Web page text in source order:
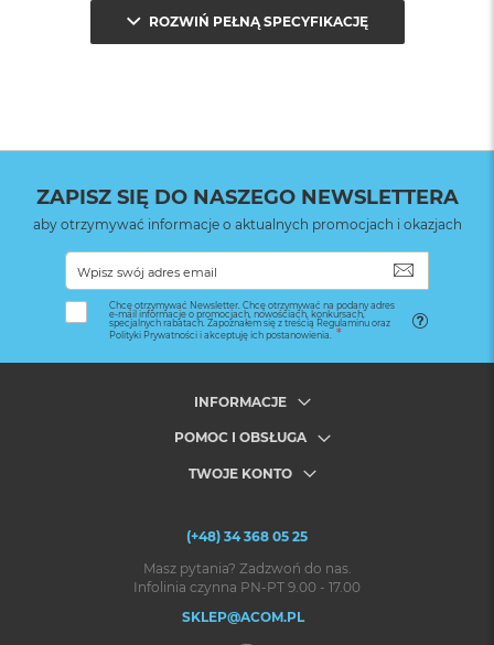
Opakowanie
(pudełko):
Serwisowe
ROZWIŃ PEŁNĄ SPECYFIKACJĘ
ZAPISZ SIĘ DO NASZEGO NEWSLETTERA
aby otrzymywać informacje o aktualnych promocjach i okazjach
Chcę otrzymywać Newsletter. Chcę otrzymywać na podany adres
e-mail informacje o promocjach, nowościach, konkursach,
specjalnych rabatach. Zapoznałem się z treścią Regulaminu oraz
Polityki Prywatności i akceptuję ich postanowienia.
INFORMACJE
POMOC I OBSŁUGA
TWOJE KONTO
(+48) 34 368 05 25
Masz pytania? Zadzwoń do nas.
Infolinia czynna PN-PT 9.00 - 17.00
SKLEP@ACOM.PL